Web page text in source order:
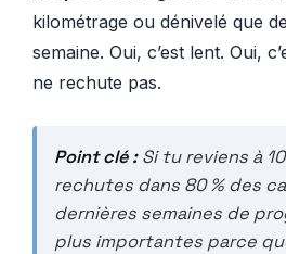
kilométrage ou dénivelé que
semaine. Oui, c’est lent. Oui,
ne rechute pas.
Point clé :Si tu reviens à
rechutes dans 80 % des
dernières semaines de
plus importantes parce